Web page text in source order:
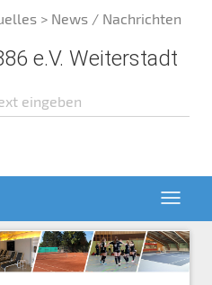
> News / Nachrichten
e.V. Weiterstadt